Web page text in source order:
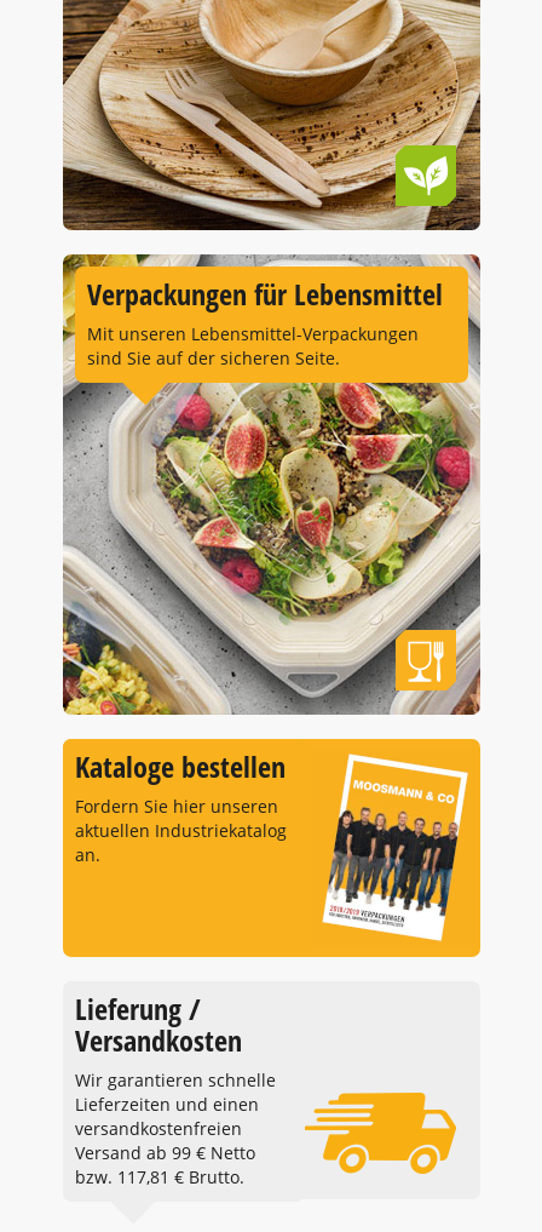
Verpackungen für Lebensmittel
Mit unseren Lebensmittel-Verpackungen
sind Sie auf der sicheren Seite.
Kataloge bestellen
Fordern Sie hier unseren
aktuellen Industriekatalog
an.
Lieferung /
Versandkosten
Wir garantieren schnelle
Lieferzeiten und einen
versandkostenfreien
Versand ab 99 € Netto
bzw. 117,81 € Brutto.